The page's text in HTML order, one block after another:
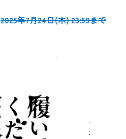
2025年7月24日(木) 23:59まで